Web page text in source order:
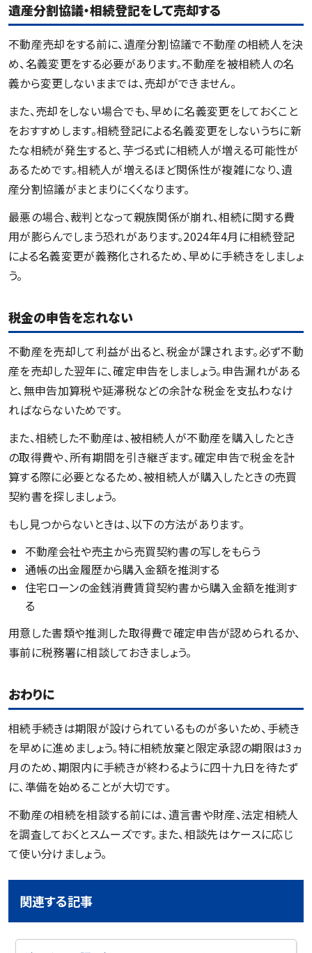
遺産分割協議・相続登記をして売却する
不動産売却をする前に、遺産分割協議で不動産の相続人を決
め、名義変更をする必要があります。不動産を被相続人の名
義から変更しないままでは、売却ができません。
また、売却をしない場合でも、早めに名義変更をしておくこと
をおすすめします。相続登記による名義変更をしないうちに新
たな相続が発生すると、芋づる式に相続人が増える可能性が
あるためです。相続人が増えるほど関係性が複雑になり、遺
産分割協議がまとまりにくくなります。
最悪の場合、裁判となって親族関係が崩れ、相続に関する費
用が膨らんでしまう恐れがあります。2024年4月に相続登記
による名義変更が義務化されるため、早めに手続きをしましょ
う。
税金の申告を忘れない
不動産を売却して利益が出ると、税金が課されます。必ず不動
産を売却した翌年に、確定申告をしましょう。申告漏れがある
と、無申告加算税や延滞税などの余計な税金を支払わなけ
ればならないためです。
また、相続した不動産は、被相続人が不動産を購入したとき
の取得費や、所有期間を引き継ぎます。確定申告で税金を計
算する際に必要となるため、被相続人が購入したときの売買
契約書を探しましょう。
もし見つからないときは、以下の方法があります。
不動産会社や売主から売買契約書の写しをもらう
通帳の出金履歴から購入金額を推測する
住宅ローンの金銭消費賃貸契約書から購入金額を推測す
る
用意した書類や推測した取得費で確定申告が認められるか、
事前に税務署に相談しておきましょう。
おわりに
相続手続きは期限が設けられているものが多いため、手続き
を早めに進めましょう。特に相続放棄と限定承認の期限は3ヵ
月のため、期限内に手続きが終わるように四十九日を待たず
に、準備を始めることが大切です。
不動産の相続を相談する前には、遺言書や財産、法定相続人
を調査しておくとスムーズです。また、相談先はケースに応じ
て使い分けましょう。
関連する記事